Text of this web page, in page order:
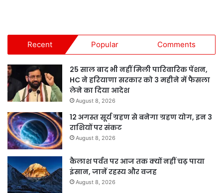
Recent Popular Comments
25 साल बाद भी नहीं मिली पारिवारिक पेंशन,
HC ने हरियाणा सरकार को 3 महीने में फैसला
लेने का दिया आदेश
August 8, 2026
12 अगस्त सूर्य ग्रहण से बनेगा ग्रहण योग, इन 3
राशियों पर संकट
August 8, 2026
कैलाश पर्वत पर आज तक क्यों नहीं चढ़ पाया
इंसान, जानें रहस्य और वजह
August 8, 2026